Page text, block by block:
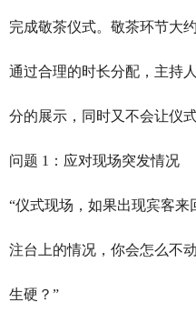
完成敬茶仪式。敬茶环节大约
通过合理的时长分配，主持
分的展示，同时又不会让仪
问题 1：应对现场突发情况
“仪式现场，如果出现宾客
注台上的情况，你会怎么不
生硬？”